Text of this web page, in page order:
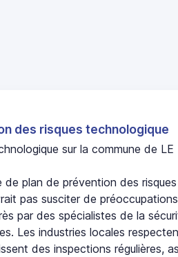
des risques technologique
sur la commune de LE
de plan de prévention des risques
pas susciter de
par des spécialistes de la
Les industries locales
des inspections régulières,